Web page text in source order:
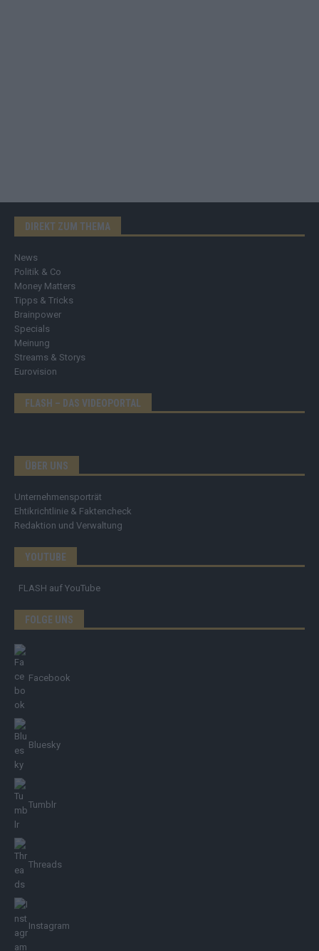
DIREKT ZUM THEMA
News
Politik & Co
Money Matters
Tipps & Tricks
Brainpower
Specials
Meinung
Streams & Storys
Eurovision
FLASH – DAS VIDEOPORTAL
ÜBER UNS
Unternehmensporträt
Ehtikrichtlinie & Faktencheck
Redaktion und Verwaltung
YOUTUBE
FLASH auf YouTube
FOLGE UNS
Facebook
Bluesky
Tumblr
Threads
Instagram